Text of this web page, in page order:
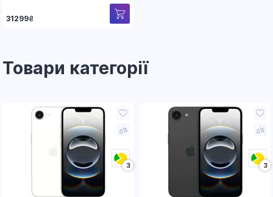
31299₴
Товари категорії
3 3